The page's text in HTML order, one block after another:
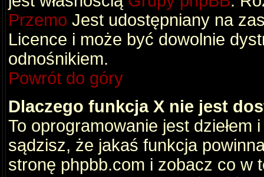
Przemo Jest udostępniany na
Licence i może być dowolnie
odnośnikiem.
Powrót do góry
Dlaczego funkcja X nie jest
To oprogramowanie jest dziełem
sądzisz, że jakaś funkcja
stronę phpbb.com i zobacz co w